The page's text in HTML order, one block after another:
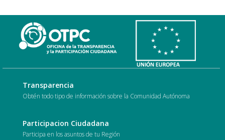
Transparencia
Obtén todo tipo de información sobre la Comunidad Autónoma
Participacion Ciudadana
Participa en los asuntos de tu Región